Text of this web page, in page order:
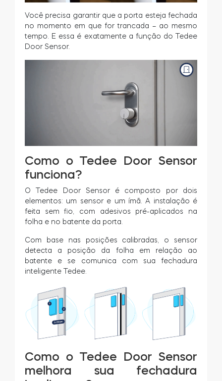
Você precisa garantir que a porta esteja fechada
no momento em que for trancada – ao mesmo
tempo. E essa é exatamente a função do Tedee
Door Sensor.
Como o Tedee Door Sensor
funciona?
O Tedee Door Sensor é composto por dois
elementos: um sensor e um ímã. A instalação é
feita sem fio, com adesivos pré-aplicados na
folha e no batente da porta.
Com base nas posições calibradas, o sensor
detecta a posição da folha em relação ao
batente e se comunica com sua fechadura
inteligente Tedee.
Como o Tedee Door Sensor
melhora sua fechadura